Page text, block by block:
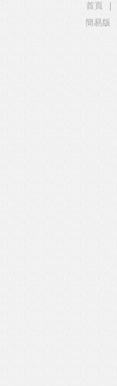
首頁
簡易版